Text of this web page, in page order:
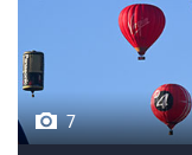
Фестиваль